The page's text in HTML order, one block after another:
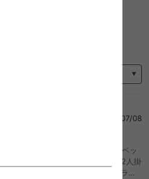
ー
2026/07/08
スキ 幅174 ソファベッド ソファーベッ
ァ ベッド おしゃれ おすすめ 安い 2人掛
2.5人掛け 3人掛け 1P 1人掛け リクライ